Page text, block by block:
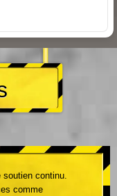
soutien continu.
comme